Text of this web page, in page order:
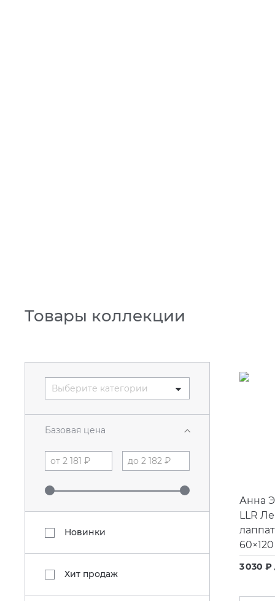
Товары коллекции
Выберите категории
Базовая цена
Новинки
Хит продаж
Анна
LLR
60×120
3 030 ₽